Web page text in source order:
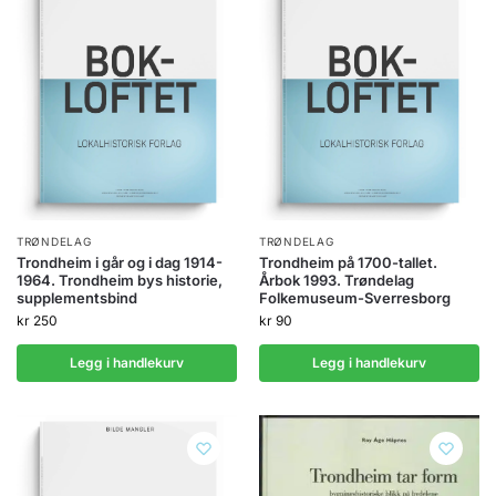
TRØNDELAG
Trondheim i går og i dag 1914-
1964. Trondheim bys historie,
supplementsbind
kr 250
Legg i handlekurv
TRØNDELAG
Trondheim på 1700-tallet.
Årbok 1993. Trøndelag
Folkemuseum-Sverresborg
kr 90
Legg i handlekurv